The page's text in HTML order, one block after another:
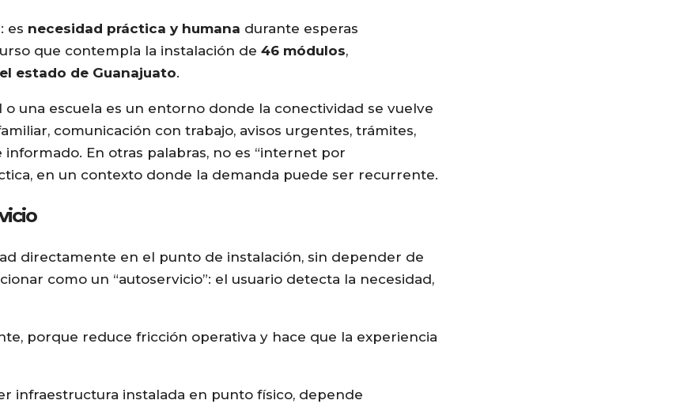
es necesidad práctica y humana durante esperas
que contempla la instalación de 46 módulos,
estado de Guanajuato.
una escuela es un entorno donde la conectividad se vuelve
comunicación con trabajo, avisos urgentes, trámites,
En otras palabras, no es “internet por
en un contexto donde la demanda puede ser recurrente.
directamente en el punto de instalación, sin depender de
como un “autoservicio”: el usuario detecta la necesidad,
porque reduce fricción operativa y hace que la experiencia
infraestructura instalada en punto físico, depende